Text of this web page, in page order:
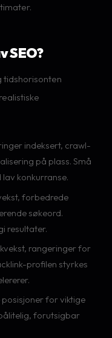
SEO?
tidshorisonten
indeksert, crawl-
på plass. Små
konkurranse.
forbedrede
søkeord.
resultater.
rangeringer for
profilen styrkes
for viktige
forutsigbar